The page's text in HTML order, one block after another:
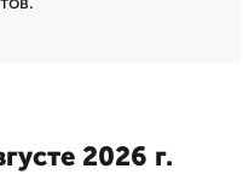
2026 г.